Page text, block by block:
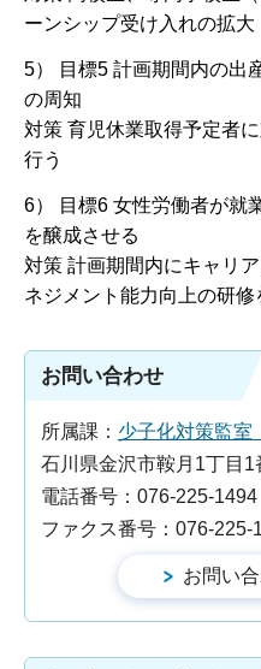
ーンシップ受け入れの拡大
5） 目標5 計画期間内の出
の周知
対策 育児休業取得予定者
行う
6） 目標6 女性労働者が就
を醸成させる
対策 計画期間内にキャリ
ネジメント能力向上の研修
お問い合わせ
所属課： 少子化対策監
石川県金沢市鞍月1丁目1
電話番号：076-225-1494
ファクス番号：076-225-